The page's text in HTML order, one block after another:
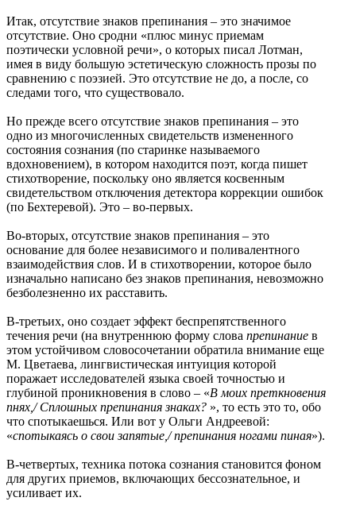
Итак, отсутствие знаков препинания – это значимое
отсутствие. Оно сродни «плюс минус приемам
поэтически условной речи», о которых писал Лотман,
имея в виду большую эстетическую сложность прозы по
сравнению с поэзией. Это отсутствие не до, а после, со
следами того, что существовало.
Но прежде всего отсутствие знаков препинания – это
одно из многочисленных свидетельств измененного
состояния сознания (по старинке называемого
вдохновением), в котором находится поэт, когда пишет
стихотворение, поскольку оно является косвенным
свидетельством отключения детектора коррекции ошибок
(по Бехтеревой). Это – во-первых.
Во-вторых, отсутствие знаков препинания – это
основание для более независимого и поливалентного
взаимодействия слов. И в стихотворении, которое было
изначально написано без знаков препинания, невозможно
безболезненно их расставить.
В-третьих, оно создает эффект беспрепятственного
течения речи (на внутреннюю форму слова препинание в
этом устойчивом словосочетании обратила внимание еще
М. Цветаева, лингвистическая интуиция которой
поражает исследователей языка своей точностью и
глубиной проникновения в слово – «В моих преткновения
пнях,/ Сплошных препинания знаках? », то есть это то, обо
что спотыкаешься. Или вот у Ольги Андреевой:
«спотыкаясь о свои запятые,/ препинания ногами пиная»).
В-четвертых, техника потока сознания становится фоном
для других приемов, включающих бессознательное, и
усиливает их.